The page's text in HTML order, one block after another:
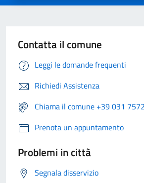
Contatta il comune
Leggi le domande frequenti
Richiedi Assistenza
Chiama il comune +39 031
Prenota un appuntamento
Problemi in città
Segnala disservizio